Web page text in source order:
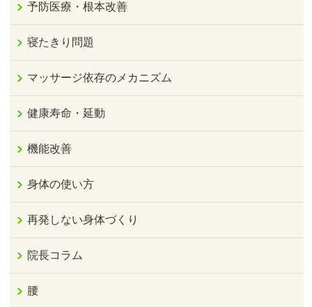
予防医療・根本改善
寝たきり問題
マッサージ依存のメカニズム
健康寿命・延動
機能改善
身体の使い方
再発しない身体づくり
院長コラム
腰